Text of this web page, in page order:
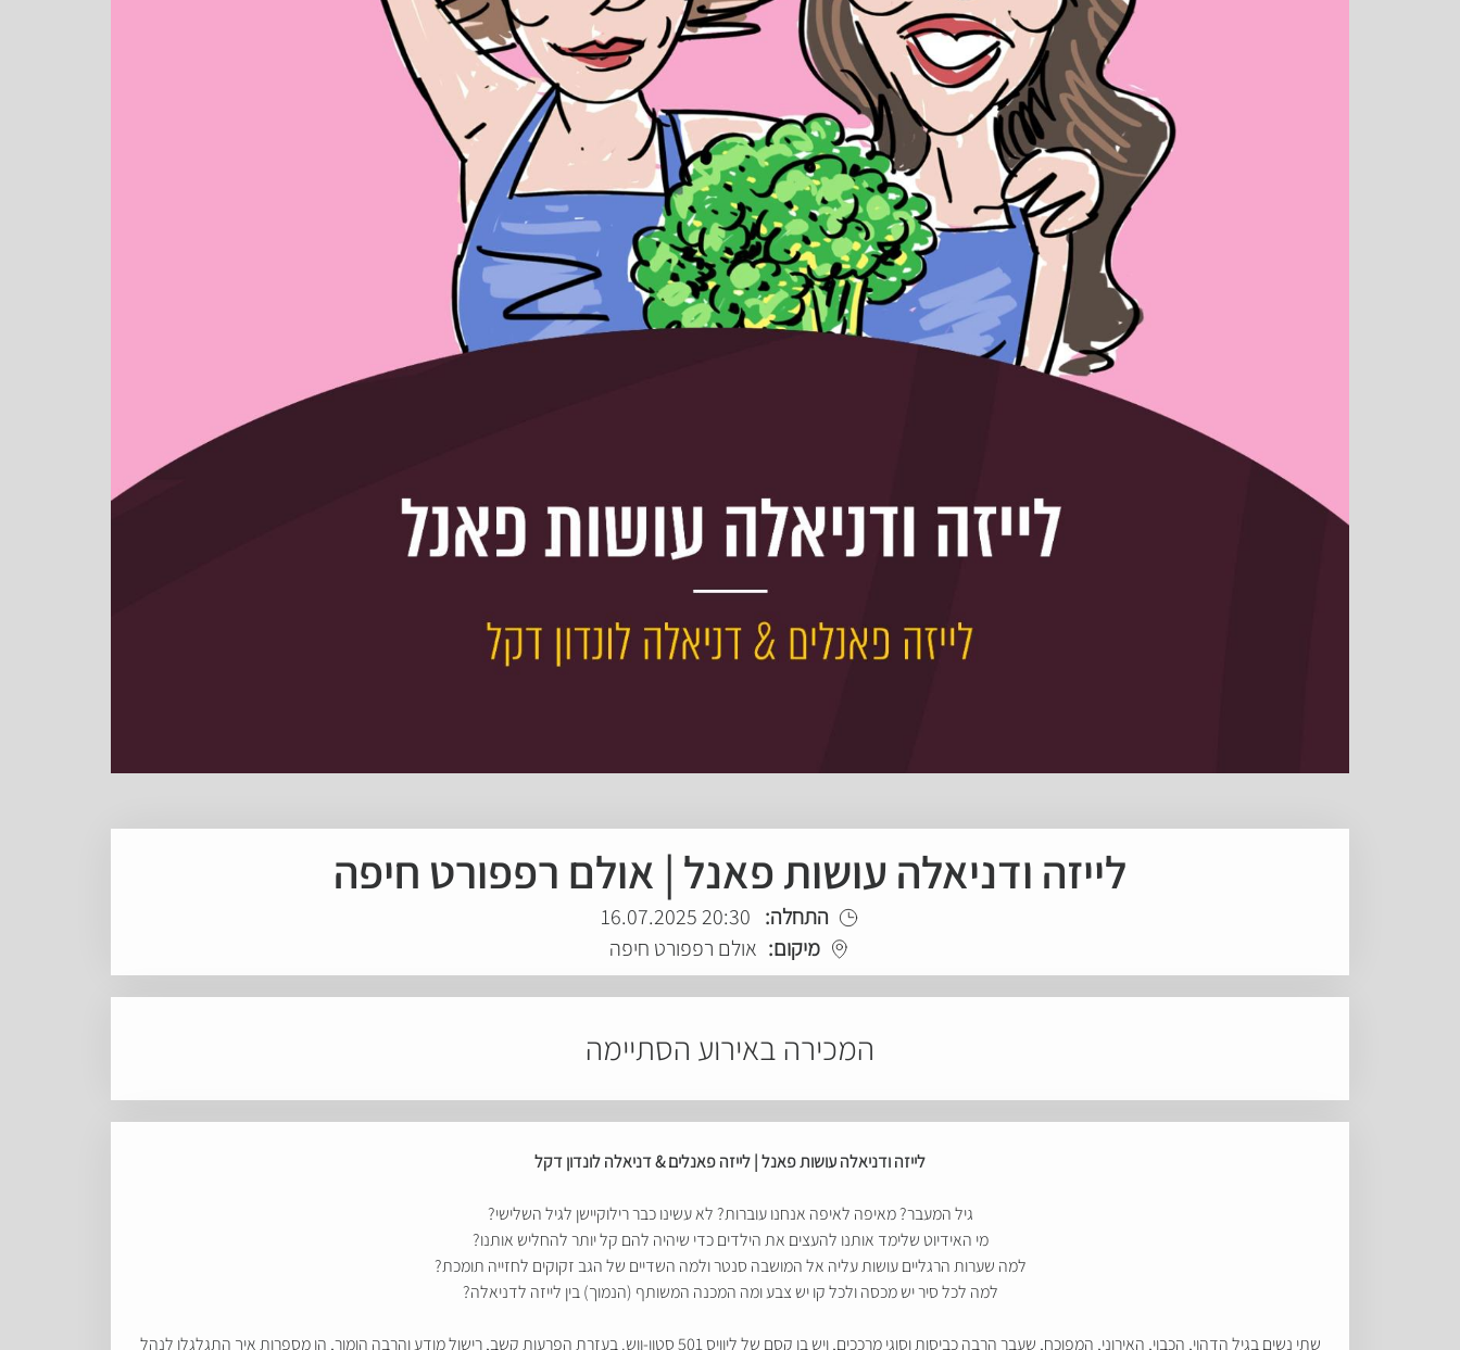
לייזה ודניאלה עושות פאנל | אולם רפפורט חיפה
התחלה: 20:30 16.07.2025
מיקום: אולם רפפורט חיפה
המכירה באירוע הסתיימה
לייזה ודניאלה עושות פאנל | לייזה פאנלים & דניאלה לונדון דקל
גיל המעבר? מאיפה לאיפה אנחנו עוברות? לא עשינו כבר רילוקיישן לגיל השלישי?
מי האידיוט שלימד אותנו להעצים את הילדים כדי שיהיה להם קל יותר להחליש אותנו?
למה שערות הרגליים עושות עליה אל המושבה סנטר ולמה השדיים של הגב זקוקים לחזייה תומכת?
למה לכל סיר יש מכסה ולכל קו יש צבע ומה המכנה המשותף (הנמוך) בין לייזה לדניאלה?
שתי נשים בגיל הדהוי, הכבוי, האירוני, המפוכח, שעבר הרבה כביסות וסוגי מרככים, ויש בו קסם של ליוויס 501 סטון-ווש. בעזרת הפרעות קשב, רישול מודע והרבה הומור, הן מספרות איך התגלגלו לנהל